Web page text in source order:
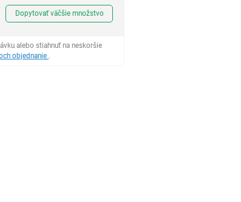
Dopytovať väčšie množstvo
alebo stiahnuť na neskoršie
objednanie .